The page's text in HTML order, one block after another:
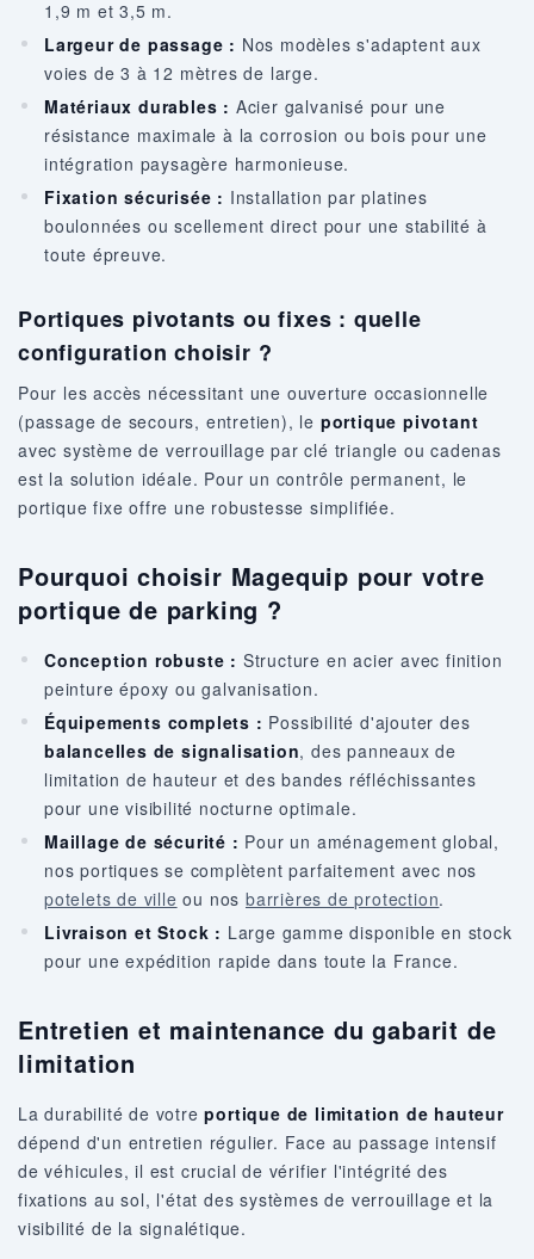
1,9 m et 3,5 m.
Largeur de passage : Nos modèles s'adaptent aux
voies de 3 à 12 mètres de large.
Matériaux durables : Acier galvanisé pour une
résistance maximale à la corrosion ou bois pour une
intégration paysagère harmonieuse.
Fixation sécurisée : Installation par platines
boulonnées ou scellement direct pour une stabilité à
toute épreuve.
Portiques pivotants ou fixes : quelle
configuration choisir ?
Pour les accès nécessitant une ouverture occasionnelle
(passage de secours, entretien), le portique pivotant
avec système de verrouillage par clé triangle ou cadenas
est la solution idéale. Pour un contrôle permanent, le
portique fixe offre une robustesse simplifiée.
Pourquoi choisir Magequip pour votre
portique de parking ?
Conception robuste : Structure en acier avec finition
peinture époxy ou galvanisation.
Équipements complets : Possibilité d'ajouter des
balancelles de signalisation, des panneaux de
limitation de hauteur et des bandes réfléchissantes
pour une visibilité nocturne optimale.
Maillage de sécurité : Pour un aménagement global,
nos portiques se complètent parfaitement avec nos
potelets de ville ou nosbarrières de protection.
Livraison et Stock : Large gamme disponible en stock
pour une expédition rapide dans toute la France.
Entretien et maintenance du gabarit de
limitation
La durabilité de votreportique de limitation de hauteur
dépend d'un entretien régulier. Face au passage intensif
de véhicules, il est crucial de vérifier l'intégrité des
fixations au sol, l'état des systèmes de verrouillage et la
visibilité de la signalétique.